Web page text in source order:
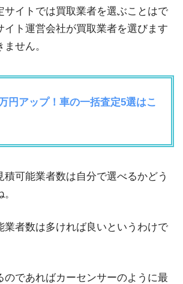
サイトでは買取業者を選ぶことはで
イト運営会社が買取業者を選びます
せん。
円アップ！車の一括査定5選はこ
積可能業者数は自分で選べるかどう
業者数は多ければ良いというわけで
のであればカーセンサーのように最